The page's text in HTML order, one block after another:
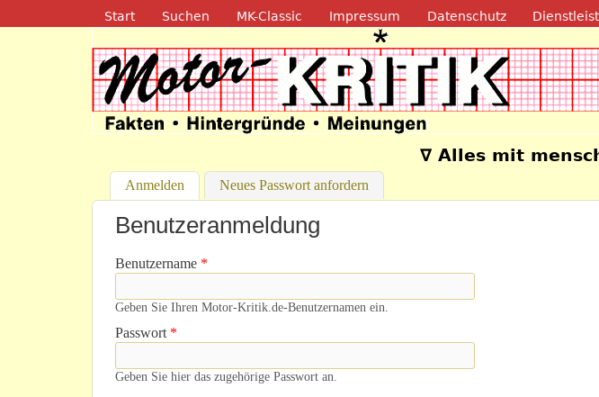
Direkt zum
Navigation
Start Suchen MK-Classic Impressum Datenschutz
Motor-Kritik.de∇ Alles mit
Anmelden (aktiver Reiter)
Neues Passwort anfordern
Benutzeranmeldung
Benutzername *
Geben Sie Ihren Motor-Kritik.de-Benutzernamen ein.
Passwort *
Geben Sie hier das zugehörige Passwort an.